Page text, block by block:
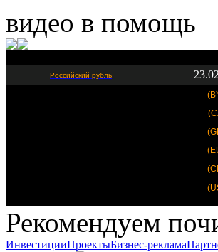
видео в помощь
Российский рубль
Рекомендуем
ИнвестицииПроектыБизнес-реклама